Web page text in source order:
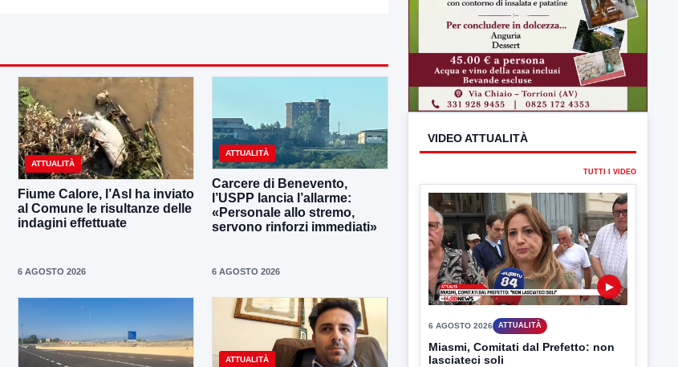
ATTUALITÀ
Fiume Calore, l’Asl ha inviato
al Comune le risultanze delle
indagini effettuate
6 AGOSTO 2026
ATTUALITÀ
Carcere di Benevento,
l’USPP lancia l’allarme:
«Personale allo stremo,
servono rinforzi immediati»
6 AGOSTO 2026
ATTUALITÀ
TUTTI I VIDEO
Miasmi, Comitati dal Prefetto: non
lasciateci soli
Comitati dal Prefetto Moscarella. Oltre a
rendere noto il flash...